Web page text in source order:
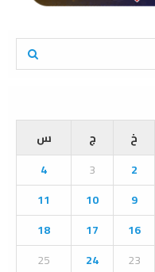
E
A
R
C
H
خ ج
س
2
3
4
9
10
11
16
17
18
23
24
25